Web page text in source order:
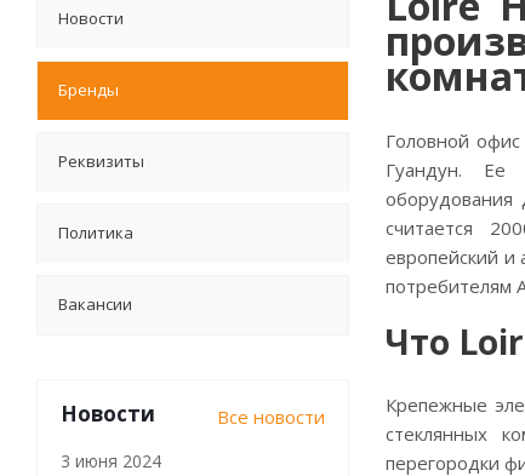
Головной
Гуандун. Ее
считается
европейский и
потребителям
Что
Крепежные
стеклянных
перегородки
Новости
Бренды
Реквизиты
Политика
Вакансии
Новости Все новости
3 июня 2024